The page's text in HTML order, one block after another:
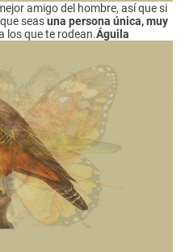
amigo del hombre, así que si
seasuna persona única, muy
los que te rodean.Águila